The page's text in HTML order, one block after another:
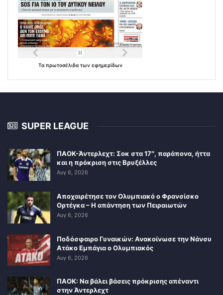
Τα πρωτοσέλιδα των εφημερίδων
SUPER LEAGUE
ΠΑΟΚ-Άντερλεχτ: Σοκ στα 17″, παράπονα, ήττα
και η πρόκριση στις Βρυξέλλες
Αυγ 6, 2026
Αποχαιρέτησε τον Ολυμπιακό ο Φρανσίσκο
Ορτέγκα – Η απάντηση των Πειραιωτών
Αυγ 6, 2026
Ποδόσφαιρο Γυναικών: Ανακοίνωσε την Νάνσυ
Ατάκο Εμπάγια ο Ολυμπιακός
Αυγ 6, 2026
ΠΑΟΚ: Να βάλει βάσεις πρόκρισης απέναντι
στην Άντερλεχτ